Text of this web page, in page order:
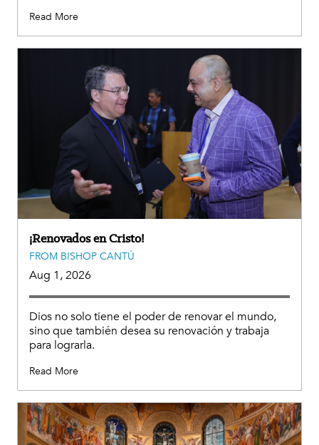
Read More
¡Renovados en Cristo!
FROM BISHOP CANTÚ
Aug 1, 2026
Dios no solo tiene el poder de renovar el mundo,
sino que también desea su renovación y trabaja
para lograrla.
Read More